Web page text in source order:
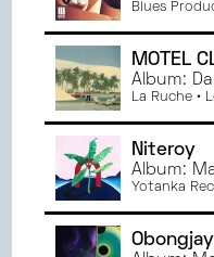
Blues
MOTEL
Album:
La Ruche •
Niteroy
Album:
Yotanka